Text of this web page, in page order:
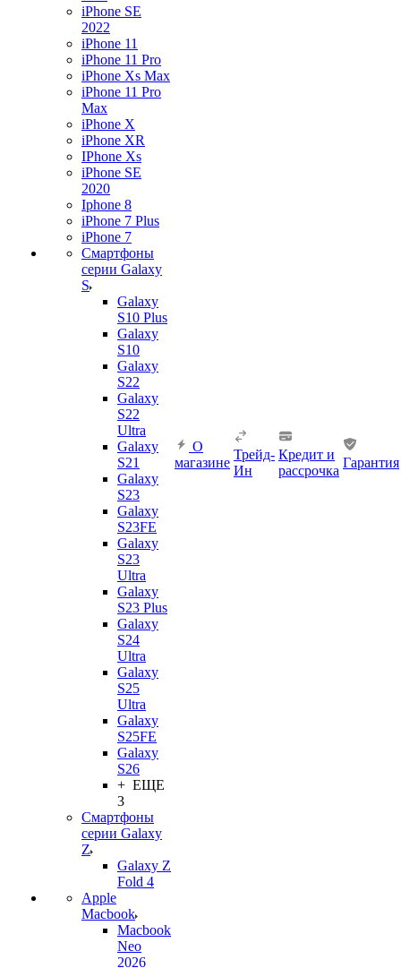
iPhone SE
2022
iPhone 11
iPhone 11 Pro
iPhone Xs Max
iPhone 11 Pro
Max
iPhone X
iPhone XR
IPhone Xs
iPhone SE
2020
Iphone 8
iPhone 7 Plus
iPhone 7
Смартфоны
серии Galaxy
S
Galaxy
S10 Plus
Galaxy
S10
Galaxy
S22
Galaxy
S22
Ultra
Galaxy
S21
Galaxy
S23
Galaxy
S23FE
Galaxy
S23
Ultra
Galaxy
S23 Plus
Galaxy
S24
Ultra
Galaxy
S25
Ultra
Galaxy
S25FE
Galaxy
S26
+ ЕЩЕ
3
Смартфоны
серии Galaxy
Z
Galaxy Z
Fold 4
Apple
Macbook
Macbook
Neo
2026
О
магазине
Трейд-
Ин
Кредит и
рассрочка
Гарантия